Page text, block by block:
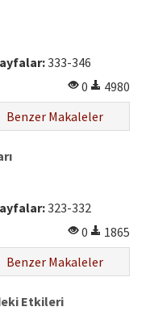
333-346
0
4980
Benzer Makaleler
323-332
0
1865
Benzer Makaleler
Etkileri